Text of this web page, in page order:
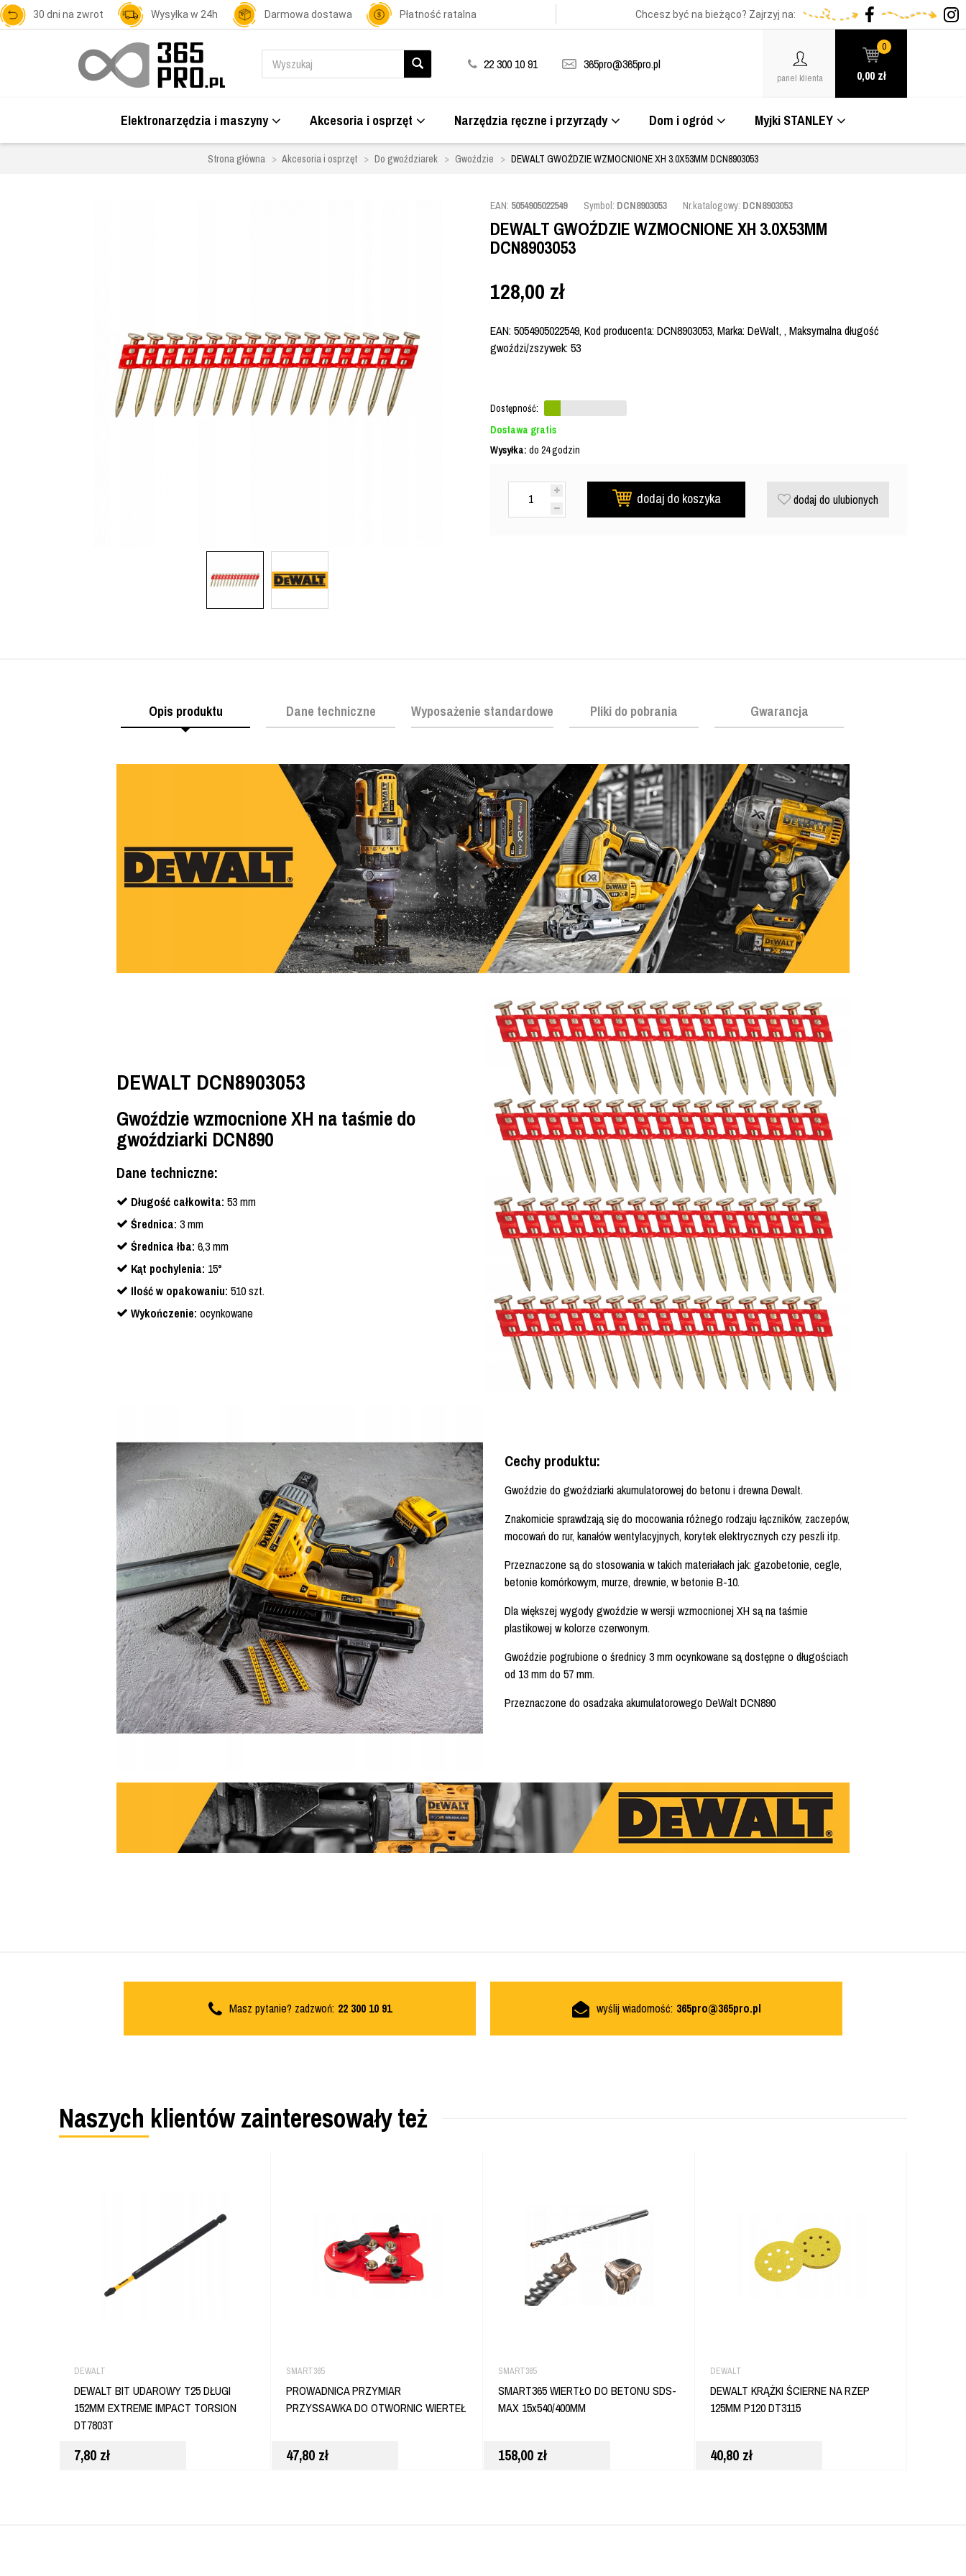
30 dni na zwrot Wysyłka w 24h Darmowa dostawa Płatność ratalna Chcesz być na bieżąco? Zajrzyj na:
22 300 10 91 365pro@365pro.pl
panel klienta
0
0,00 zł
Elektronarzędzia i maszyny Akcesoria i osprzęt Narzędzia ręczne i przyrządy Dom i ogród Myjki STANLEY
Strona główna Akcesoria i osprzęt Do gwoździarek Gwoździe DEWALT GWOŹDZIE WZMOCNIONE XH 3.0X53MM DCN8903053
EAN: 5054905022549 Symbol: DCN8903053 Nr.katalogowy: DCN8903053
DEWALT GWOŹDZIE WZMOCNIONE XH 3.0X53MM
DCN8903053
128,00 zł
EAN: 5054905022549, Kod producenta: DCN8903053, Marka: DeWalt, , Maksymalna długość
gwoździ/zszywek: 53
Dostępność:
Dostawa gratis
Wysyłka: do 24 godzin
dodaj do koszyka dodaj do ulubionych
Opis produktu Dane techniczne Wyposażenie standardowe Pliki do pobrania Gwarancja
DEWALT DCN8903053
Gwoździe wzmocnione XH na taśmie do
gwoździarki DCN890
Dane techniczne:
Długość całkowita: 53 mm
Średnica: 3 mm
Średnica łba: 6,3 mm
Kąt pochylenia: 15°
Ilość w opakowaniu: 510 szt.
Wykończenie: ocynkowane
Cechy produktu:
Gwoździe do gwoździarki akumulatorowej do betonu i drewna Dewalt.
Znakomicie sprawdzają się do mocowania różnego rodzaju łączników, zaczepów,
mocowań do rur, kanałów wentylacyjnych, korytek elektrycznych czy peszli itp.
Przeznaczone są do stosowania w takich materiałach jak: gazobetonie, cegle,
betonie komórkowym, murze, drewnie, w betonie B-10.
Dla większej wygody gwoździe w wersji wzmocnionej XH są na taśmie
plastikowej w kolorze czerwonym.
Gwoździe pogrubione o średnicy 3 mm ocynkowane są dostępne o długościach
od 13 mm do 57 mm.
Przeznaczone do osadzaka akumulatorowego DeWalt DCN890
Masz pytanie? zadzwoń: 22 300 10 91 wyślij wiadomość: 365pro@365pro.pl
Naszych klientów zainteresowały też
DEWALT
DEWALT BIT UDAROWY T25 DŁUGI
152MM EXTREME IMPACT TORSION
DT7803T
7,80 zł
SMART365
PROWADNICA PRZYMIAR
PRZYSSAWKA DO OTWORNIC WIERTEŁ
47,80 zł
SMART365
SMART365 WIERTŁO DO BETONU SDS-
MAX 15x540/400MM
158,00 zł
DEWALT
DEWALT KRĄŻKI ŚCIERNE NA RZEP
125MM P120 DT3115
40,80 zł